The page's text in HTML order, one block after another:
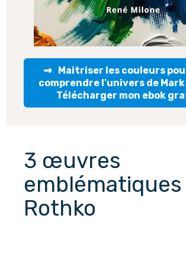
Maitriser les couleurs
comprendre l'univers de Mark
Télécharger mon ebok
3 œuvres
emblématiques
Rothko